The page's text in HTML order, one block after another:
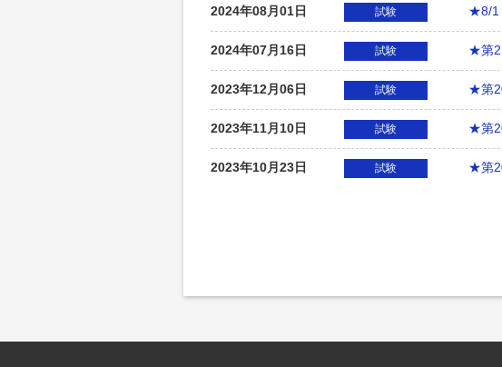
2024年08月01日 試験 ★8/1
2024年07月16日 試験 ★第
2023年12月06日 試験 ★第
2023年11月10日 試験 ★第
2023年10月23日 試験 ★第